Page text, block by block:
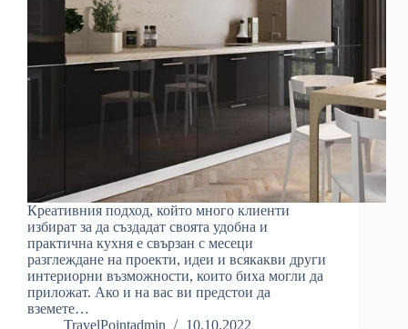
Креативния подход, който много клиенти
избират за да създадат своята удобна и
практична кухня е свързан с месеци
разглеждане на проекти, идеи и всякакви други
интериорни възможности, които биха могли да
приложат. Ако и на вас ви предстои да
вземете…
TravelPointadmin
10.10.2022